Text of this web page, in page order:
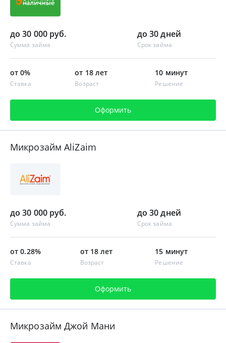
до 30 000 руб.
Сумма займа
до 30 дней
Срок займа
от 0%
Ставка
от 18 лет
Возраст
10 минут
Решение
Оформить
Микрозайм AliZaim
до 30 000 руб.
Сумма займа
до 30 дней
Срок займа
от 0.28%
Ставка
от 18 лет
Возраст
15 минут
Решение
Оформить
Микрозайм Джой Мани